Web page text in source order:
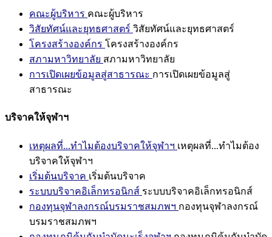
คณะผู้บริหาร คณะผู้บริหาร
วิสัยทัศน์และยุทธศาสตร์ วิสัยทัศน์และยุทธศาสตร์
โครงสร้างองค์กร โครงสร้างองค์กร
สภามหาวิทยาลัย สภามหาวิทยาลัย
การเปิดเผยข้อมูลสู่สาธารณะ การเปิดเผยข้อมูลสู่
สาธารณะ
บริจาคให้จุฬาฯ
เหตุผลที่...ทำไมต้องบริจาคให้จุฬาฯ เหตุผลที่...ทำไมต้อง
บริจาคให้จุฬาฯ
เริ่มต้นบริจาค เริ่มต้นบริจาค
ระบบบริจาคอิเล็กทรอนิกส์ ระบบบริจาคอิเล็กทรอนิกส์
กองทุนจุฬาลงกรณ์บรมราชสมภพฯ กองทุนจุฬาลงกรณ์
บรมราชสมภพฯ